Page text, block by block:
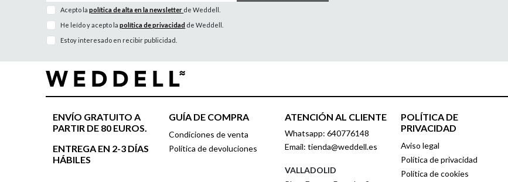
Acepto lapolítica de alta en la newsletter de Weddell.
He leído y acepto lapolítica de privacidad de Weddell.
Estoy interesado en recibir publicidad.
ENVÍO GRATUITO A
PARTIR DE 80 EUROS.
ENTREGA EN 2-3 DÍAS
HÁBILES
GUÍA DE COMPRA
Condiciones de venta
Política de devoluciones
ATENCIÓN AL CLIENTE
Whatsapp: 640776148
Email: tienda@weddell.es
VALLADOLID
POLÍTICA DE
PRIVACIDAD
Aviso legal
Política de privacidad
Política de cookies